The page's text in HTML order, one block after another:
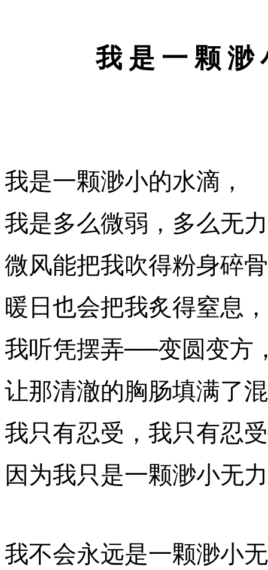
我 是 一 颗 渺
我是一颗渺小的水滴，
我是多么微弱，多么无
微风能把我吹得粉身碎
暖日也会把我炙得窒息，
我听凭摆弄──变圆变方
让那清澈的胸肠填满了
我只有忍受，我只有忍
因为我只是一颗渺小无
我不会永远是一颗渺小